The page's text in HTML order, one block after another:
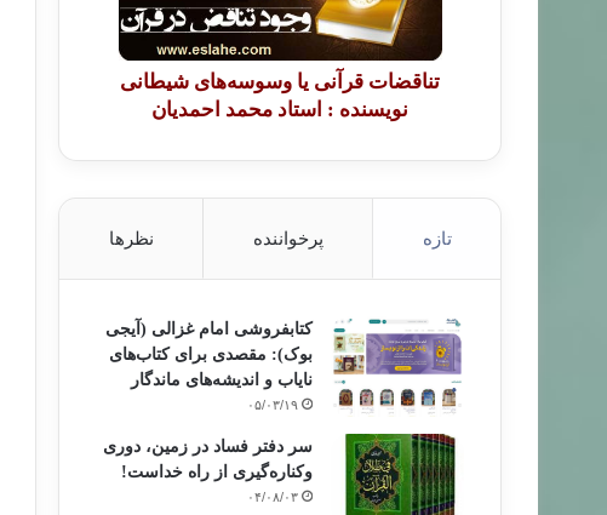
تناقضات قرآنی یا وسوسه‌های شیطانی
نویسنده : استاد محمد احمدیان
تازه پرخواننده نظرها
کتابفروشی امام غزالی (آیجی
بوک): مقصدی برای کتاب‌های
نایاب و اندیشه‌های ماندگار
۰۵/۰۳/۱۹
سر دفتر فساد در زمین‌، دوری
وکناره‌گیری از راه خداست‌!
۰۴/۰۸/۰۳